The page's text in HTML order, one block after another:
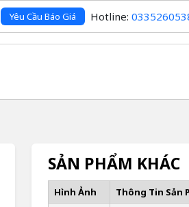
Yêu Cầu Báo Giá Hotline:
SẢN PHẨM KHÁC
Hình Ảnh Thông Tin Sản